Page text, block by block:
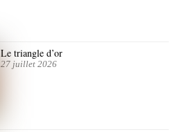
Le triangle d’or
27 juillet 2026